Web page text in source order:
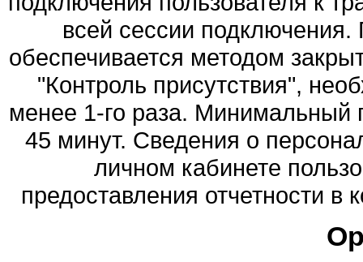
всей сессии подключения.
обеспечивается методом
"Контроль присутствия",
менее 1-го раза. Минимальный
45 минут. Сведения о
личном кабинете
предоставления отчетности